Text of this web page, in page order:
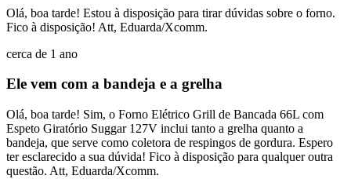
Olá, boa tarde! Estou à disposição para tirar dúvidas sobre o forno.
Fico à disposição! Att, Eduarda/Xcomm.
cerca de 1 ano
Ele vem com a bandeja e a grelha
Olá, boa tarde! Sim, o Forno Elétrico Grill de Bancada 66L com
Espeto Giratório Suggar 127V inclui tanto a grelha quanto a
bandeja, que serve como coletora de respingos de gordura. Espero
ter esclarecido a sua dúvida! Fico à disposição para qualquer outra
questão. Att, Eduarda/Xcomm.